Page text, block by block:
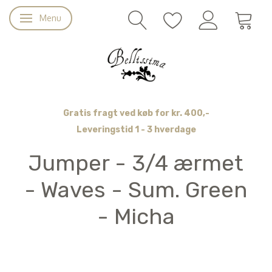
Skifte navigation
Menu
Gratis fragt ved køb for kr. 400,-
Leveringstid 1 - 3 hverdage
Jumper - 3/4 ærmet
- Waves - Sum. Green
- Micha